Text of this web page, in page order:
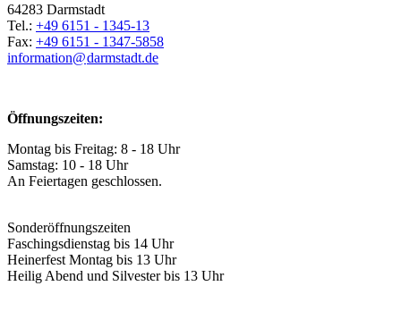
64283 Darmstadt
Tel.: +49 6151 - 1345-13
Fax: +49 6151 - 1347-5858
information@darmstadt.de
Öffnungszeiten:
Montag bis Freitag: 8 - 18 Uhr
Samstag: 10 - 18 Uhr
An Feiertagen geschlossen.
Sonderöffnungszeiten
Faschingsdienstag bis 14 Uhr
Heinerfest Montag bis 13 Uhr
Heilig Abend und Silvester bis 13 Uhr